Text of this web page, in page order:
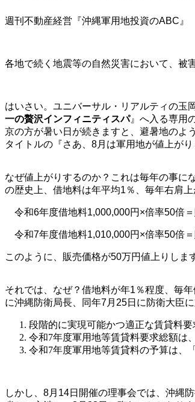
週刊不動産経営『沖縄軍用地投資のABC』
各地で続く地震等の自然災害において、被
はいさい。ユニバーサル・リアルティの玉
一の贅沢インフィニティスパ』へ入る専用
京の方が暑い日が続きますと、避暑地のよ
タイトルの『さあ、8月は軍用地が値上がり
なぜ値上がりするのか？これは毎年の事に
の歴史上、借地料は年平均1％、毎年右肩
令和6年度借地料1,000,000円×倍率50倍
令和7年度借地料1,010,000円×倍率50倍
このように、販売価格が50万円値上りしま
それでは、なぜ？借地料が年1％程度、毎
に沖縄防衛局長、同年7月25日に防衛大臣
段階的に実現可能かつ適正な賃貸料
令和7年度軍用地等賃貸料要求総額は
令和7年度軍用地等賃貸料の予算は、
しかし、8月14日開催の理事会では、沖縄